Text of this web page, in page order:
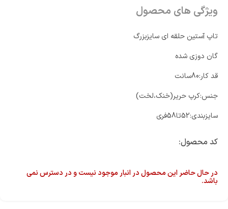
ویژگی های محصول
تاپ آستین حلقه ای سایزبزرگ
گان دوزی شده
قد کار:80سانت
جنس:کرپ حریر(خنک،لخت)
سایزبندی:52تا58فری
کد محصول:
در حال حاضر این محصول در انبار موجود نیست و در دسترس نمی
باشد.